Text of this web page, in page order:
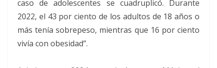
caso de adolescentes se cuadruplicó. Durante
2022, el 43 por ciento de los adultos de 18 años o
más tenía sobrepeso, mientras que 16 por ciento
vivía con obesidad”.